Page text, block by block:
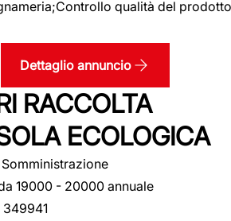
qualità del prodotto
Dettaglio annuncio
RACCOLTA
ECOLOGICA
Somministrazione
19000 - 20000 annuale
349941